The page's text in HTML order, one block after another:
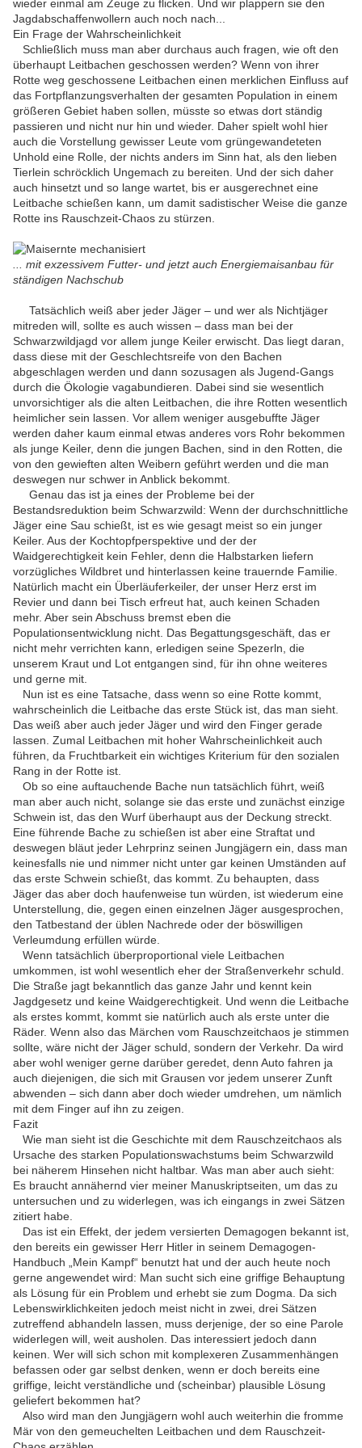
wieder einmal am Zeuge zu flicken. Und wir plappern sie den
Jagdabschaffenwollern auch noch nach...
Ein Frage der Wahrscheinlichkeit
Schließlich muss man aber durchaus auch fragen, wie oft den
überhaupt Leitbachen geschossen werden? Wenn von ihrer
Rotte weg geschossene Leitbachen einen merklichen Einfluss auf
das Fortpflanzungsverhalten der gesamten Population in einem
größeren Gebiet haben sollen, müsste so etwas dort ständig
passieren und nicht nur hin und wieder. Daher spielt wohl hier
auch die Vorstellung gewisser Leute vom grüngewandeteten
Unhold eine Rolle, der nichts anders im Sinn hat, als den lieben
Tierlein schröcklich Ungemach zu bereiten. Und der sich daher
auch hinsetzt und so lange wartet, bis er ausgerechnet eine
Leitbache schießen kann, um damit sadistischer Weise die ganze
Rotte ins Rauschzeit-Chaos zu stürzen.
... mit exzessivem Futter- und jetzt auch Energiemaisanbau für
ständigen Nachschub
Tatsächlich weiß aber jeder Jäger – und wer als Nichtjäger
mitreden will, sollte es auch wissen – dass man bei der
Schwarzwildjagd vor allem junge Keiler erwischt. Das liegt daran,
dass diese mit der Geschlechtsreife von den Bachen
abgeschlagen werden und dann sozusagen als Jugend-Gangs
durch die Ökologie vagabundieren. Dabei sind sie wesentlich
unvorsichtiger als die alten Leitbachen, die ihre Rotten wesentlich
heimlicher sein lassen. Vor allem weniger ausgebuffte Jäger
werden daher kaum einmal etwas anderes vors Rohr bekommen
als junge Keiler, denn die jungen Bachen, sind in den Rotten, die
von den gewieften alten Weibern geführt werden und die man
deswegen nur schwer in Anblick bekommt.
Genau das ist ja eines der Probleme bei der
Bestandsreduktion beim Schwarzwild: Wenn der durchschnittliche
Jäger eine Sau schießt, ist es wie gesagt meist so ein junger
Keiler. Aus der Kochtopfperspektive und der der
Waidgerechtigkeit kein Fehler, denn die Halbstarken liefern
vorzügliches Wildbret und hinterlassen keine trauernde Familie.
Natürlich macht ein Überläuferkeiler, der unser Herz erst im
Revier und dann bei Tisch erfreut hat, auch keinen Schaden
mehr. Aber sein Abschuss bremst eben die
Populationsentwicklung nicht. Das Begattungsgeschäft, das er
nicht mehr verrichten kann, erledigen seine Spezerln, die
unserem Kraut und Lot entgangen sind, für ihn ohne weiteres
und gerne mit.
Nun ist es eine Tatsache, dass wenn so eine Rotte kommt,
wahrscheinlich die Leitbache das erste Stück ist, das man sieht.
Das weiß aber auch jeder Jäger und wird den Finger gerade
lassen. Zumal Leitbachen mit hoher Wahrscheinlichkeit auch
führen, da Fruchtbarkeit ein wichtiges Kriterium für den sozialen
Rang in der Rotte ist.
Ob so eine auftauchende Bache nun tatsächlich führt, weiß
man aber auch nicht, solange sie das erste und zunächst einzige
Schwein ist, das den Wurf überhaupt aus der Deckung streckt.
Eine führende Bache zu schießen ist aber eine Straftat und
deswegen bläut jeder Lehrprinz seinen Jungjägern ein, dass man
keinesfalls nie und nimmer nicht unter gar keinen Umständen auf
das erste Schwein schießt, das kommt. Zu behaupten, dass
Jäger das aber doch haufenweise tun würden, ist wiederum eine
Unterstellung, die, gegen einen einzelnen Jäger ausgesprochen,
den Tatbestand der üblen Nachrede oder der böswilligen
Verleumdung erfüllen würde.
Wenn tatsächlich überproportional viele Leitbachen
umkommen, ist wohl wesentlich eher der Straßenverkehr schuld.
Die Straße jagt bekanntlich das ganze Jahr und kennt kein
Jagdgesetz und keine Waidgerechtigkeit. Und wenn die Leitbache
als erstes kommt, kommt sie natürlich auch als erste unter die
Räder. Wenn also das Märchen vom Rauschzeitchaos je stimmen
sollte, wäre nicht der Jäger schuld, sondern der Verkehr. Da wird
aber wohl weniger gerne darüber geredet, denn Auto fahren ja
auch diejenigen, die sich mit Grausen vor jedem unserer Zunft
abwenden – sich dann aber doch wieder umdrehen, um nämlich
mit dem Finger auf ihn zu zeigen.
Fazit
Wie man sieht ist die Geschichte mit dem Rauschzeitchaos als
Ursache des starken Populationswachstums beim Schwarzwild
bei näherem Hinsehen nicht haltbar. Was man aber auch sieht:
Es braucht annähernd vier meiner Manuskriptseiten, um das zu
untersuchen und zu widerlegen, was ich eingangs in zwei Sätzen
zitiert habe.
Das ist ein Effekt, der jedem versierten Demagogen bekannt ist,
den bereits ein gewisser Herr Hitler in seinem Demagogen-
Handbuch „Mein Kampf“ benutzt hat und der auch heute noch
gerne angewendet wird: Man sucht sich eine griffige Behauptung
als Lösung für ein Problem und erhebt sie zum Dogma. Da sich
Lebenswirklichkeiten jedoch meist nicht in zwei, drei Sätzen
zutreffend abhandeln lassen, muss derjenige, der so eine Parole
widerlegen will, weit ausholen. Das interessiert jedoch dann
keinen. Wer will sich schon mit komplexeren Zusammenhängen
befassen oder gar selbst denken, wenn er doch bereits eine
griffige, leicht verständliche und (scheinbar) plausible Lösung
geliefert bekommen hat?
Also wird man den Jungjägern wohl auch weiterhin die fromme
Mär von den gemeuchelten Leitbachen und dem Rauschzeit-